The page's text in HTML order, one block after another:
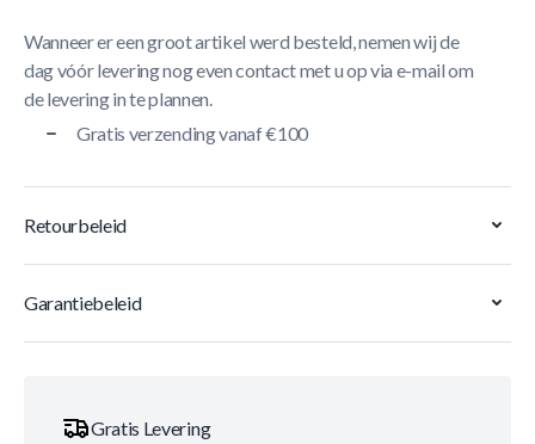
Wanneer er een groot artikel werd besteld, nemen wij de
dag vóór levering nog even contact met u op via e-mail om
de levering in te plannen.
Gratis verzending vanaf €100
Retourbeleid
Garantiebeleid
Gratis Levering